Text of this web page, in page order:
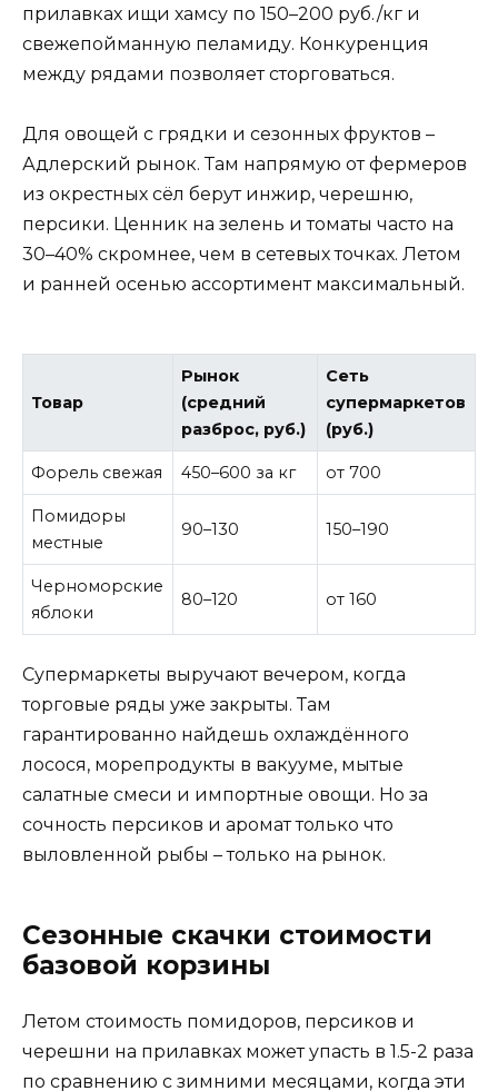
прилавках ищи хамсу по 150–200 руб./кг и
свежепойманную пеламиду. Конкуренция
между рядами позволяет сторговаться.
Для овощей с грядки и сезонных фруктов –
Адлерский рынок. Там напрямую от фермеров
из окрестных сёл берут инжир, черешню,
персики. Ценник на зелень и томаты часто на
30–40% скромнее, чем в сетевых точках. Летом
и ранней осенью ассортимент максимальный.
Товар
Рынок
(средний
разброс, руб.)
Сеть
супермаркетов
(руб.)
Форель свежая 450–600 за кг от 700
Помидоры
местные
90–130 150–190
Черноморские
яблоки
80–120 от 160
Супермаркеты выручают вечером, когда
торговые ряды уже закрыты. Там
гарантированно найдешь охлаждённого
лосося, морепродукты в вакууме, мытые
салатные смеси и импортные овощи. Но за
сочность персиков и аромат только что
выловленной рыбы – только на рынок.
Сезонные скачки стоимости
базовой корзины
Летом стоимость помидоров, персиков и
черешни на прилавках может упасть в 1.5-2 раза
по сравнению с зимними месяцами, когда эти